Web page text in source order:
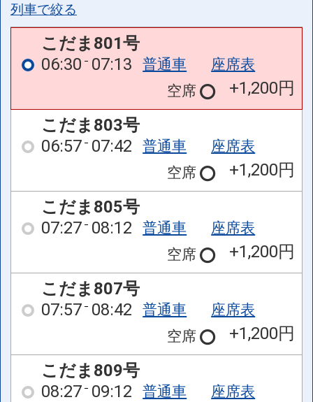
列車で絞る
こだま801号
06:30 07:13 普通車
座席表
空席
+1,200円
こだま803号
06:57 07:42 普通車
座席表
空席
+1,200円
こだま805号
07:27 08:12 普通車
座席表
空席
+1,200円
こだま807号
07:57 08:42 普通車
座席表
空席
+1,200円
こだま809号
08:27 09:12 普通車
座席表